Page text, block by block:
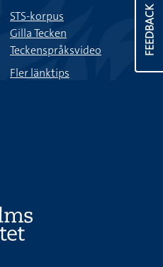
FEEDBACK
STS-korpus
Gilla Tecken
Teckenspråksvideo
Fler länktips